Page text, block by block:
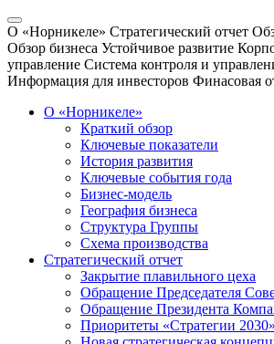
О «Норникеле» Стратегический отчет
Обзор бизнеса Устойчивое развитие
управление Система контроля и
Информация для инвесторов Финасовая
О «Норникеле»
Краткий обзор
Ключевые показатели
История развития
Ключевые события года
Бизнес-модель
География бизнеса
Структура Группы
Схема производства
Стратегический отчет
Закрытие плавильного цеха
Обращение Председателя
Обращение Президента
Приоритеты «Стратегии 2030»